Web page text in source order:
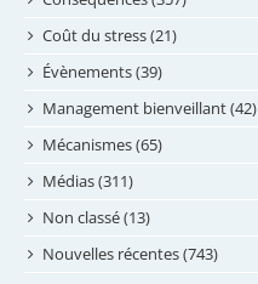
juin 2024
mai 2024
avril 2024
février 2024
janvier 2024
novembre 2023
octobre 2023
Coût du stress (21)
Évènements (39)
Management bienveillant (42)
Mécanismes (65)
Médias (311)
Non classé (13)
Nouvelles récentes (743)